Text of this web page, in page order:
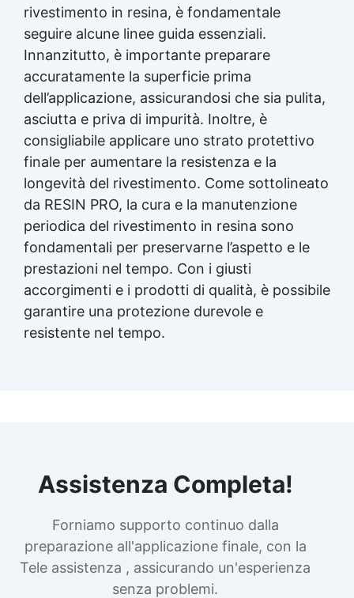
rivestimento in resina, è fondamentale
seguire alcune linee guida essenziali.
Innanzitutto, è importante preparare
accuratamente la superficie prima
dell’applicazione, assicurandosi che sia pulita,
asciutta e priva di impurità. Inoltre, è
consigliabile applicare uno strato protettivo
finale per aumentare la resistenza e la
longevità del rivestimento. Come sottolineato
da RESIN PRO, la cura e la manutenzione
periodica del rivestimento in resina sono
fondamentali per preservarne l’aspetto e le
prestazioni nel tempo. Con i giusti
accorgimenti e i prodotti di qualità, è possibile
garantire una protezione durevole e
resistente nel tempo.
Assistenza Completa!
Forniamo supporto continuo dalla
preparazione all'applicazione finale, con la
Tele assistenza , assicurando un'esperienza
senza problemi.